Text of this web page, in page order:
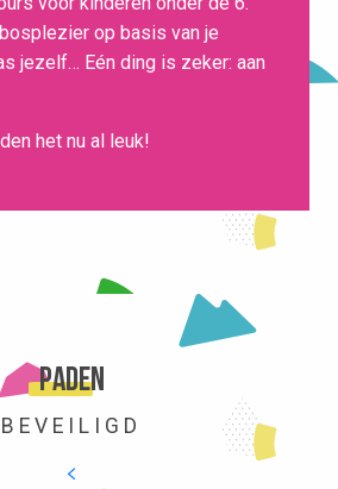
op basis van je
jezelf… Eén ding is zeker: aan
het nu al leuk!
Paden
BEVEILIGD